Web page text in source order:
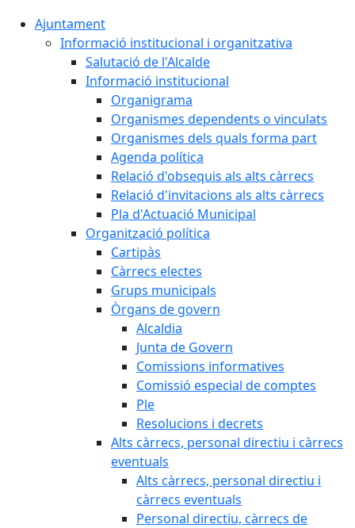
Ajuntament
Informació institucional i organitzativa
Salutació de l'Alcalde
Informació institucional
Organigrama
Organismes dependents o vinculats
Organismes dels quals forma part
Agenda política
Relació d'obsequis als alts càrrecs
Relació d'invitacions als alts càrrecs
Pla d'Actuació Municipal
Organització política
Cartipàs
Càrrecs electes
Grups municipals
Òrgans de govern
Alcaldia
Junta de Govern
Comissions informatives
Comissió especial de comptes
Ple
Resolucions i decrets
Alts càrrecs, personal directiu i càrrecs
eventuals
Alts càrrecs, personal directiu i
càrrecs eventuals
Personal directiu, càrrecs de